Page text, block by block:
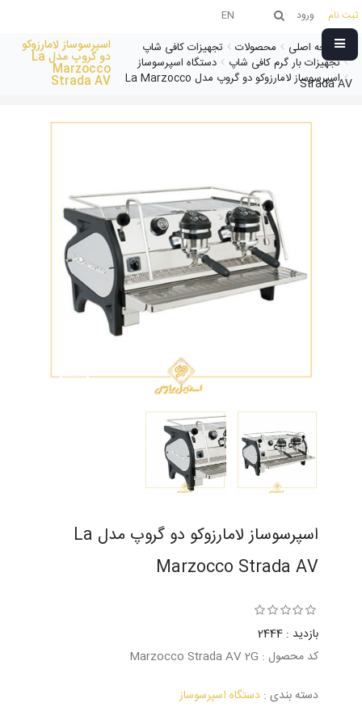
ثبت نام ورود EN
صفحه اصلی محصولات
تجهیزات کافی شاپ
تجهیزات بار گرم کافی شاپ
دستگاه اسپرسوساز
اسپرسوساز لامارزوکو دو گروپ مدل La Marzocco
Strada AV
اسپرسوساز لامارزوکو
دو گروپ مدل La
Marzocco
Strada AV
اسپرسوساز لامارزوکو دو گروپ مدل La
Marzocco Strada AV
بازدید : 2444
کد محصول : Marzocco Strada AV 2G
دسته بندی : دستگاه اسپرسوساز